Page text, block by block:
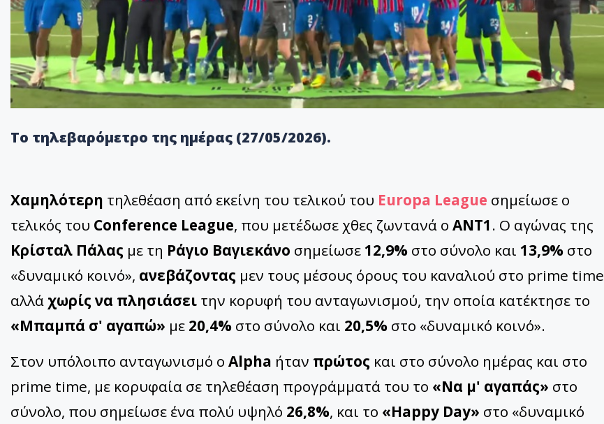
Το τηλεβαρόμετρο της ημέρας (27/05/2026).
Χαμηλότερη τηλεθέαση από εκείνη του τελικού του Europa League σημείωσε ο
τελικός του Conference League, που μετέδωσε χθες ζωντανά ο ΑΝΤ1. Ο αγώνας της
Κρίσταλ Πάλας με τη Ράγιο Βαγιεκάνο σημείωσε 12,9% στο σύνολο και 13,9% στο
«δυναμικό κοινό», ανεβάζοντας μεν τους μέσους όρους του καναλιού στο prime time
αλλά χωρίς να πλησιάσει την κορυφή του ανταγωνισμού, την οποία κατέκτησε το
«Μπαμπά σ' αγαπώ» με 20,4% στο σύνολο και 20,5% στο «δυναμικό κοινό».
Στον υπόλοιπο ανταγωνισμό ο Alpha ήταν πρώτος και στο σύνολο ημέρας και στο
prime time, με κορυφαία σε τηλεθέαση προγράμματά του το «Να μ' αγαπάς» στο
σύνολο, που σημείωσε ένα πολύ υψηλό 26,8%, και το «Happy Day» στο «δυναμικό